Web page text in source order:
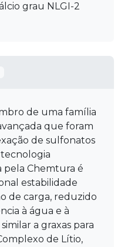
grau NLGI-2
de uma família
que foram
de sulfonatos
pela Chemtura é
estabilidade
de carga, reduzido
à água e à
a graxas para
de Lítio,